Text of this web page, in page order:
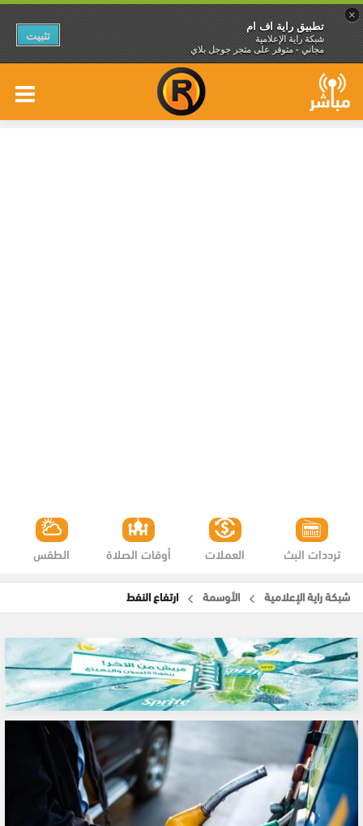
×
تطبيق راية اف ام
شبكة راية الإعلامية
مجاني - متوفر على متجر جوجل بلاي
تثبيت
الطقس أوقات الصلاة العملات ترددات البث
شبكة راية الإعلامية الأوسمة ارتفاع النفط